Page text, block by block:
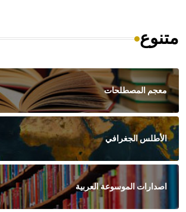
متنوع
معجم المصطلحات
الأطلس الجغرافي
اصدارات الموسوعة العربية